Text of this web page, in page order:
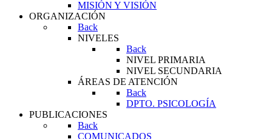
MISIÓN Y VISIÓN
ORGANIZACIÓN
Back
NIVELES
Back
NIVEL PRIMARIA
NIVEL SECUNDARIA
ÁREAS DE ATENCIÓN
Back
DPTO. PSICOLOGÍA
PUBLICACIONES
Back
COMUNICADOS